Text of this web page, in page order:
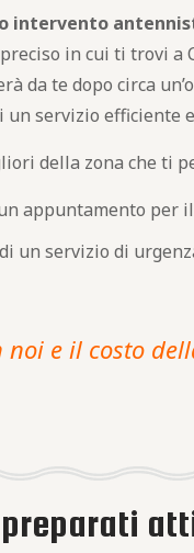
intervento
in cui ti trovi
da te dopo circa
servizio efficiente
della zona che ti
appuntamento per
un servizio di
e il costo